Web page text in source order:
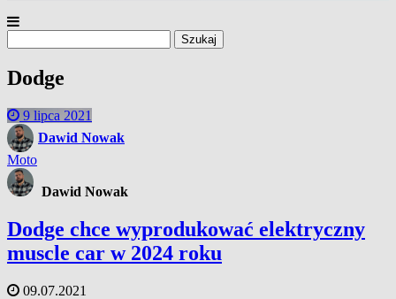
Dodge
9 lipca 2021
Dawid Nowak
Moto
Dawid Nowak
Dodge chce wyprodukować elektryczny
muscle car w 2024 roku
09.07.2021